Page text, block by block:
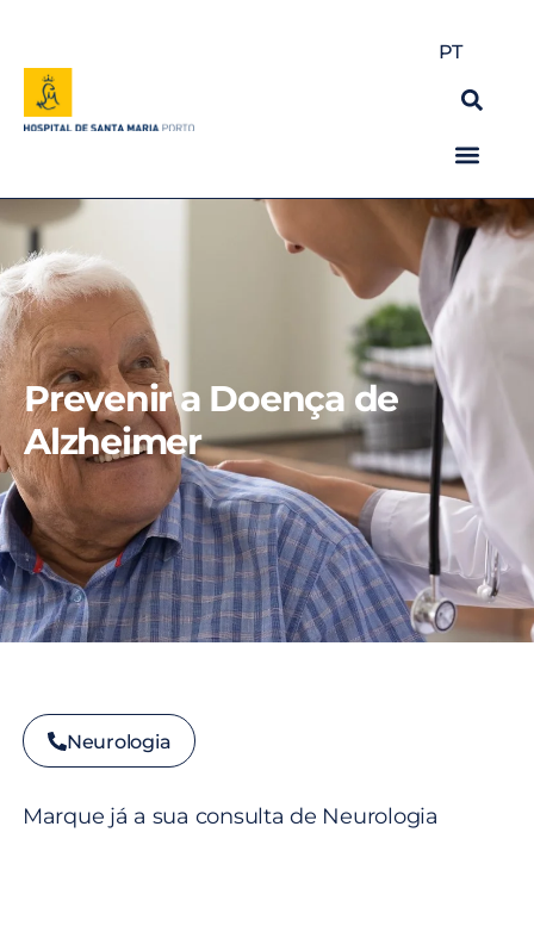
PT
Prevenir a Doença de
Alzheimer
Neurologia
Marque já a sua consulta de Neurologia